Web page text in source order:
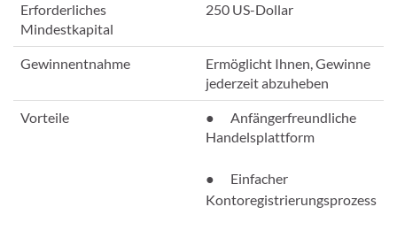
Erforderliches
Mindestkapital
250 US-Dollar
Gewinnentnahme
Ermöglicht Ihnen, Gewinne
jederzeit abzuheben
Vorteile
● Anfängerfreundliche
Handelsplattform
● Einfacher
Kontoregistrierungsprozess